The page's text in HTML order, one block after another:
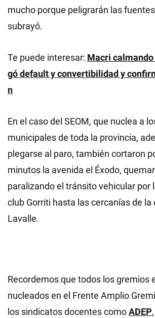
mucho porque peligrarán las
subrayó.
Te puede interesar: Macri
gó default y convertibilidad y
n
En el caso del SEOM, que nuclea a
municipales de toda la provincia,
plegarse al paro, también cortaron
minutos la avenida el Éxodo,
paralizando el tránsito vehicular por
club Gorriti hasta las cercanías de la
Lavalle.
Recordemos que todos los gremios
nucleados en el Frente Amplio
los sindicatos docentes comoADEP